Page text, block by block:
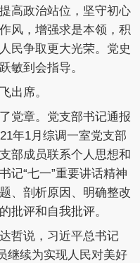
高政治站位，坚守初心
风，增强求是本领，积
民争取更大光荣。党史
敏到会指导。
出席。
党章。党支部书记通报
年1月综调一室党支部
部成员联系个人思想和
记“七一”重要讲话精神
、剖析原因、明确整改
批评和自我批评。
哲说，习近平总书记
继续为实现人民对美好